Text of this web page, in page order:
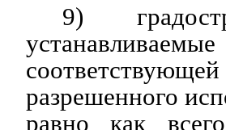
9)
разрешенного
равно как